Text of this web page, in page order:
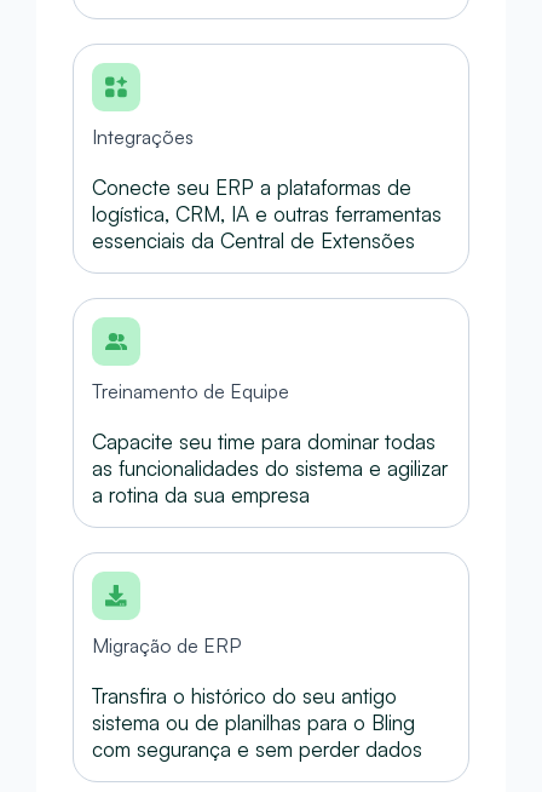
Integrações
Conecte seu ERP a plataformas de
logística, CRM, IA e outras ferramentas
essenciais da Central de Extensões
Treinamento de Equipe
Capacite seu time para dominar todas
as funcionalidades do sistema e agilizar
a rotina da sua empresa
Migração de ERP
Transfira o histórico do seu antigo
sistema ou de planilhas para o Bling
com segurança e sem perder dados